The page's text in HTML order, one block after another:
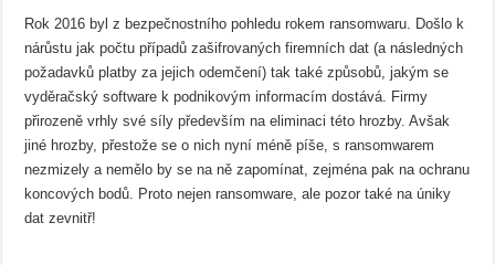
Rok 2016 byl z bezpečnostního pohledu rokem ransomwaru. Došlo k
nárůstu jak počtu případů zašifrovaných firemních dat (a následných
požadavků platby za jejich odemčení) tak také způsobů, jakým se
vyděračský software k podnikovým informacím dostává. Firmy
přirozeně vrhly své síly především na eliminaci této hrozby. Avšak
jiné hrozby, přestože se o nich nyní méně píše, s ransomwarem
nezmizely a nemělo by se na ně zapomínat, zejména pak na ochranu
koncových bodů. Proto nejen ransomware, ale pozor také na úniky
dat zevnitř!